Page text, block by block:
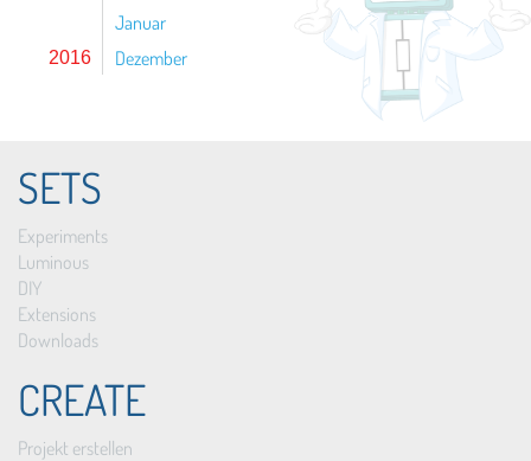
Januar
2016 Dezember
SETS
Experiments
Luminous
DIY
Extensions
Downloads
CREATE
Projekt erstellen